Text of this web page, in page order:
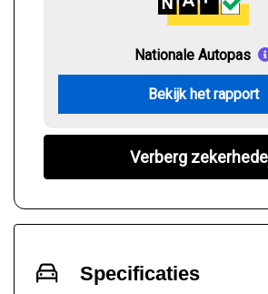
Nationale Autopas
Bekijk het rapport
Verberg
Specificaties